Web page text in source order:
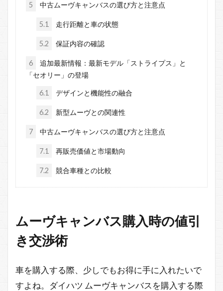
5 中古ムーヴキャンバスの選び方と注意点
5.1 走行距離と車の状態
5.2 保証内容の確認
6
追加最新情報：最新モデル「ストライプス」と
「セオリー」の登場
6.1 デザインと機能性の融合
6.2 新型ムーヴとの関連性
7 中古ムーヴキャンバスの選び方と注意点
7.1 再販売価値と市場動向
7.2 競合車種との比較
ムーヴキャンバス購入時の値引
き交渉術
車を購入する際、少しでもお得に手に入れたいで
すよね。ダイハツ ムーヴキャンバスを購入する際